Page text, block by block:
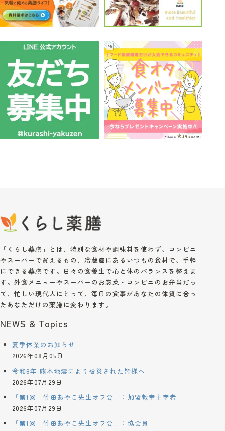
「くらし薬膳」とは、特別な食材や調味料を使わず、コンビニ
やスーパーで買えるもの、冷蔵庫にあるいつもの食材で、手軽
にできる薬膳です。日々の食養生で心と体のバランスを整えま
す。外食メニューやスーパーのお惣菜・コンビニのお弁当だっ
て、忙しい現代人にとって、毎日の食事があなたの体質に合っ
たあなただけの薬膳に変わります。
NEWS & Topics
夏季休業のお知らせ
2026年08月05日
令和8年 熊本地震により被災された皆様へ
2026年07月29日
「第1回 竹田あやこ先生オフ会」：加盟教室主宰者
2026年07月29日
「第1回 竹田あやこ先生オフ会」：協会員